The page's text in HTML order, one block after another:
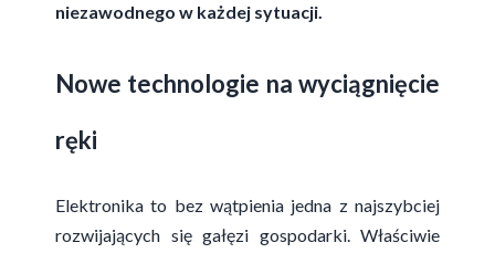
niezawodnego w każdej sytuacji.
Nowe technologie na wyciągnięcie
ręki
Elektronika to bez wątpienia jedna z najszybciej
rozwijających się gałęzi gospodarki. Właściwie